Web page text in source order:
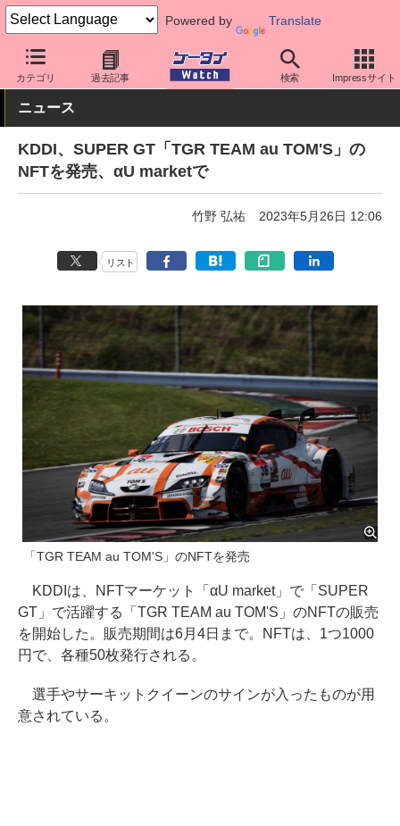
Powered by Translate
カテゴリ 過去記事 検索 Impressサイト
ケータイ Watch キャリア au アプリ・サービス
ニュース
KDDI、SUPER GT「TGR TEAM au TOM'S」の
NFTを発売、αU marketで
竹野 弘祐 2023年5月26日 12:06
リスト
「TGR TEAM au TOM'S」のNFTを発売
KDDIは、NFTマーケット「αU market」で「SUPER
GT」で活躍する「TGR TEAM au TOM'S」のNFTの販売
を開始した。販売期間は6月4日まで。NFTは、1つ1000
円で、各種50枚発行される。
選手やサーキットクイーンのサインが入ったものが用
意されている。